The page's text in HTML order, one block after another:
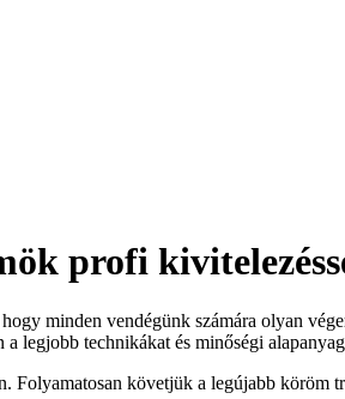
profi
minden vendégünk számára olyan
legjobb technikákat és minőségi
követjük a legújabb köröm